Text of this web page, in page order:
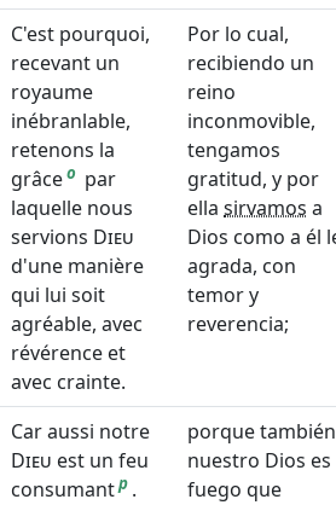
C'est pourquoi,
recevant un
royaume
inébranlable,
retenons la
grâceo par
laquelle nous
servions Dieu
d'une manière
qui lui soit
agréable, avec
révérence et
avec crainte.
Por lo cual,
recibiendo un
reino
inconmovible,
tengamos
gratitud, y por
ella sirvamos a
Dios como a él
agrada, con
temor y
reverencia;
Car aussi notre
Dieu est un feu
consumantp .
porque también
nuestro Dios es
fuego que